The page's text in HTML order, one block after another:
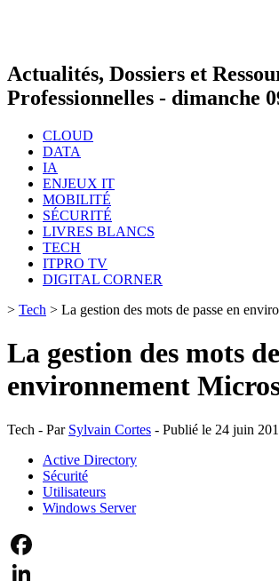
Actualités, Dossiers et
Professionnelles - dimanche
CLOUD
DATA
IA
ENJEUX IT
MOBILITÉ
SÉCURITÉ
LIVRES BLANCS
TECH
ITPRO TV
DIGITAL CORNER
> Tech > La gestion des mots de passe en
La gestion des mots
environnement
Tech - Par Sylvain Cortes - Publié le 24 juin
Active Directory
Sécurité
Utilisateurs
Windows Server
Facebook